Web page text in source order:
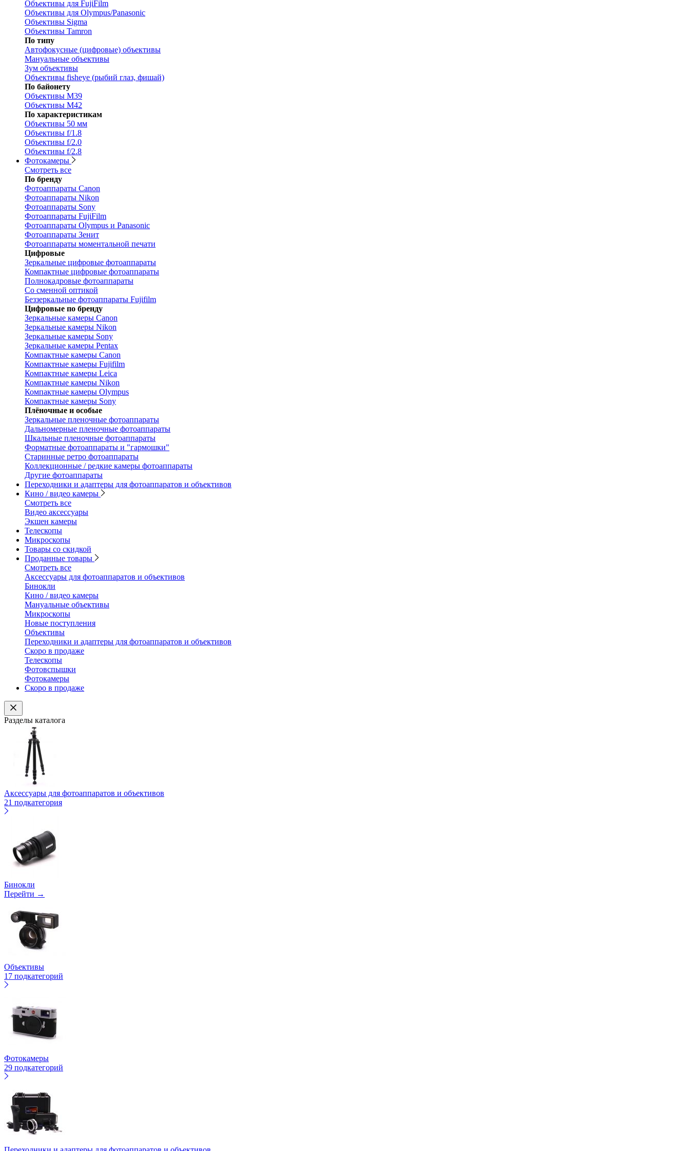
Объективы для FujiFilm
Объективы для Olympus/Panasonic
Объективы Sigma
Объективы Tamron
По типу
Автофокусные (цифровые) объективы
Мануальные объективы
Зум объективы
Объективы fisheye (рыбий глаз, фишай)
По байонету
Объективы M39
Объективы M42
По характеристикам
Объективы 50 мм
Объективы f/1.8
Объективы f/2.0
Объективы f/2.8
Фотокамеры
Смотреть все
По бренду
Фотоаппараты Canon
Фотоаппараты Nikon
Фотоаппараты Sony
Фотоаппараты FujiFilm
Фотоаппараты Olympus и Panasonic
Фотоаппараты Зенит
Фотоаппараты моментальной печати
Цифровые
Зеркальные цифровые фотоаппараты
Компактные цифровые фотоаппараты
Полнокадровые фотоаппараты
Со сменной оптикой
Беззеркальные фотоаппараты Fujifilm
Цифровые по бренду
Зеркальные камеры Canon
Зеркальные камеры Nikon
Зеркальные камеры Sony
Зеркальные камеры Pentax
Компактные камеры Canon
Компактные камеры Fujifilm
Компактные камеры Leica
Компактные камеры Nikon
Компактные камеры Olympus
Компактные камеры Sony
Плёночные и особые
Зеркальные пленочные фотоаппараты
Дальномерные пленочные фотоаппараты
Шкальные пленочные фотоаппараты
Форматные фотоаппараты и "гармошки"
Старинные ретро фотоаппараты
Коллекционные / редкие камеры фотоаппараты
Другие фотоаппараты
Переходники и адаптеры для фотоаппаратов и объективов
Кино / видео камеры
Смотреть все
Видео аксессуары
Экшен камеры
Телескопы
Микроскопы
Товары со скидкой
Проданные товары
Смотреть все
Аксессуары для фотоаппаратов и объективов
Бинокли
Кино / видео камеры
Мануальные объективы
Микроскопы
Новые поступления
Объективы
Переходники и адаптеры для фотоаппаратов и объективов
Скоро в продаже
Телескопы
Фотовспышки
Фотокамеры
Скоро в продаже
Разделы каталога
Аксессуары для фотоаппаратов и объективов
21 подкатегория
Бинокли
Перейти →
Объективы
17 подкатегорий
Фотокамеры
29 подкатегорий